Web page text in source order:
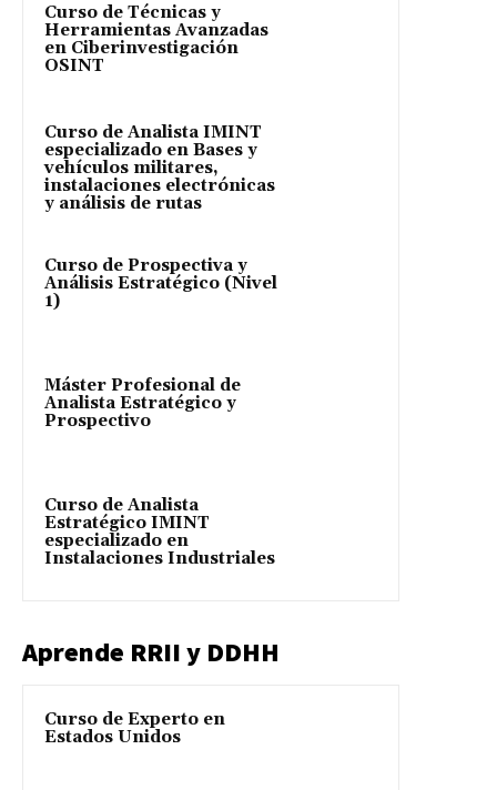
Curso de Técnicas y
Herramientas Avanzadas
en Ciberinvestigación
OSINT
Curso de Analista IMINT
especializado en Bases y
vehículos militares,
instalaciones electrónicas
y análisis de rutas
Curso de Prospectiva y
Análisis Estratégico (Nivel
1)
Máster Profesional de
Analista Estratégico y
Prospectivo
Curso de Analista
Estratégico IMINT
especializado en
Instalaciones Industriales
Aprende RRII y DDHH
Curso de Experto en
Estados Unidos